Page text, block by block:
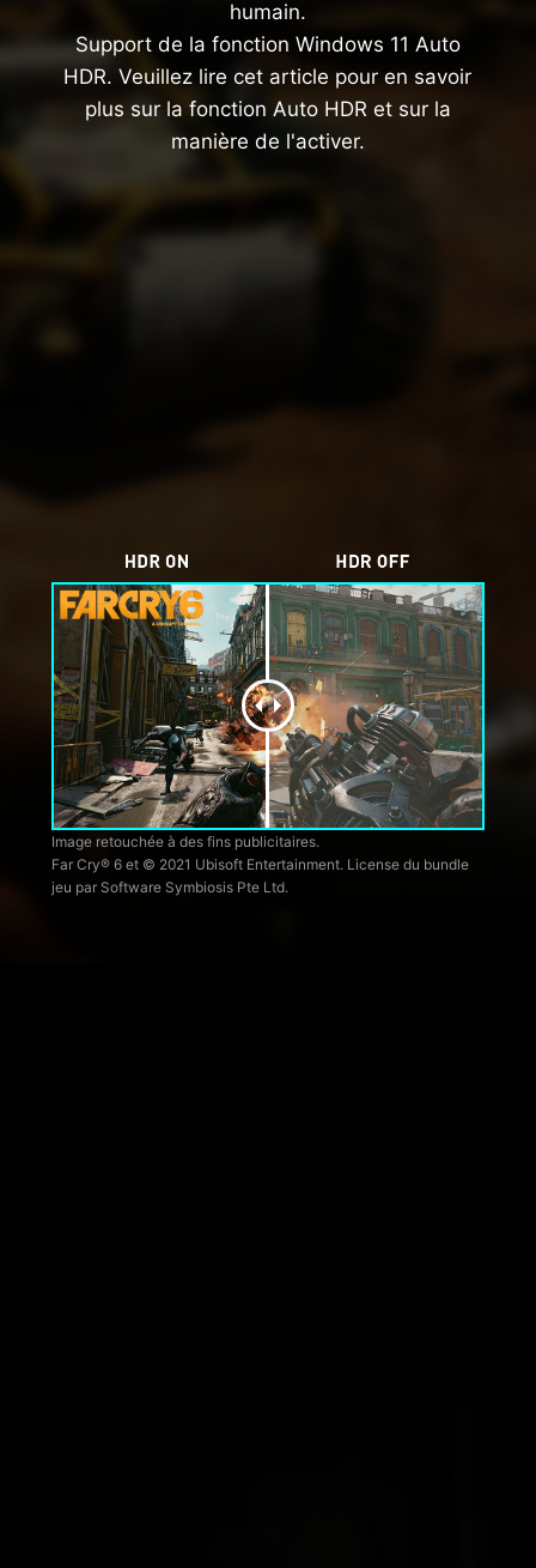
humain.
Support de la fonction Windows 11 Auto
HDR. Veuillez lire cet article pour en savoir
plus sur la fonction Auto HDR et sur la
manière de l'activer.
Image retouchée à des fins publicitaires.
Far Cry® 6 et © 2021 Ubisoft Entertainment. License du bundle
jeu par Software Symbiosis Pte Ltd.